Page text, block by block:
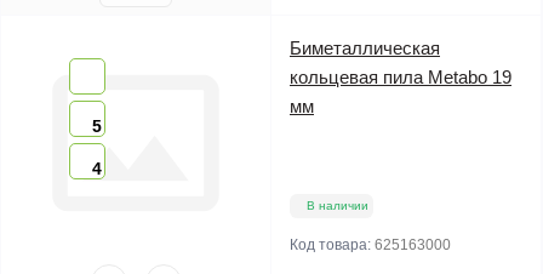
5
4
Биметаллическая
кольцевая пила Metabo 19
мм
В наличии
Код товара: 625163000